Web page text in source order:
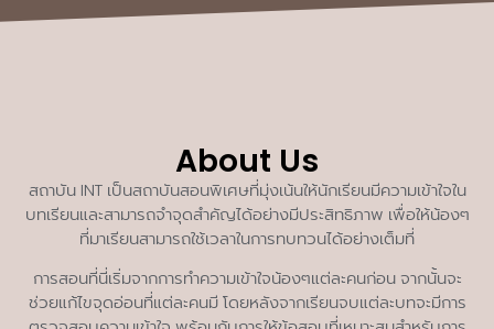
About Us
สถาบัน INT เป็นสถาบันสอนพิเศษที่มุ่งเน้นให้นักเรียนมีความเข้าใจใน
บทเรียนและสามารถจำจุดสำคัญได้อย่างมีประสิทธิภาพ เพื่อให้น้องๆ
ที่มาเรียนสามารถใช้เวลาในการทบทวนได้อย่างเต็มที่
การสอนที่นี่เริ่มจากการทำความเข้าใจน้องๆแต่ละคนก่อน จากนั้นจะ
ช่วยแก้ไขจุดอ่อนที่แต่ละคนมี โดยหลังจากเรียนจบแต่ละบทจะมีการ